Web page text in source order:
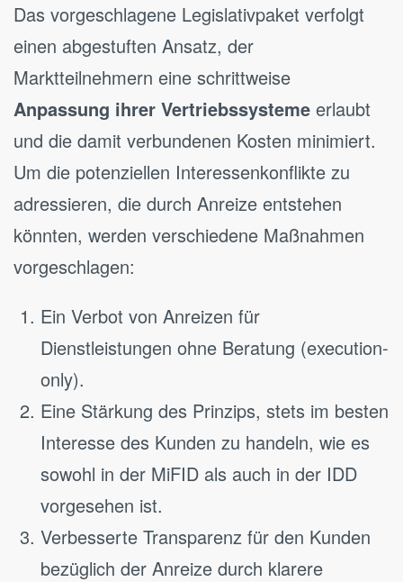
Das vorgeschlagene Legislativpaket verfolgt
einen abgestuften Ansatz, der
Marktteilnehmern eine schrittweise
Anpassung ihrer Vertriebssysteme erlaubt
und die damit verbundenen Kosten minimiert.
Um die potenziellen Interessenkonflikte zu
adressieren, die durch Anreize entstehen
könnten, werden verschiedene Maßnahmen
vorgeschlagen:
Ein Verbot von Anreizen für
Dienstleistungen ohne Beratung (execution-
only).
Eine Stärkung des Prinzips, stets im besten
Interesse des Kunden zu handeln, wie es
sowohl in der MiFID als auch in der IDD
vorgesehen ist.
Verbesserte Transparenz für den Kunden
bezüglich der Anreize durch klarere